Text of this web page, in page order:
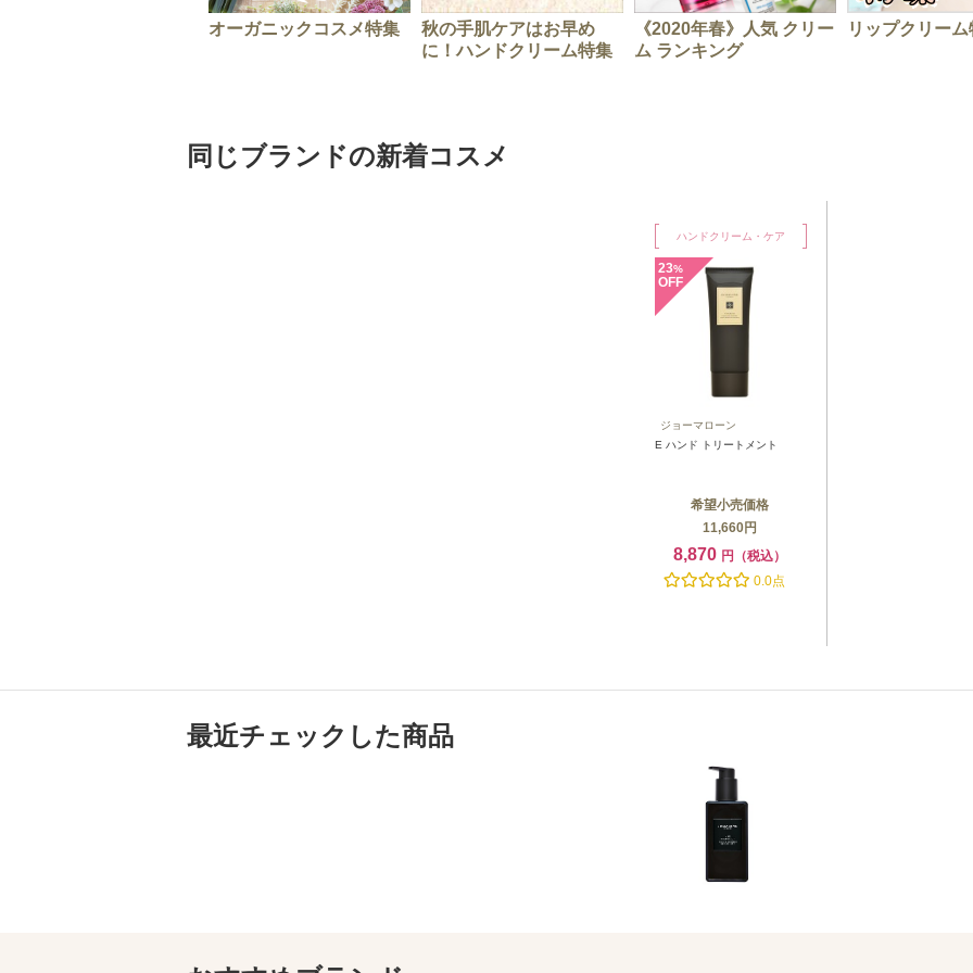
オーガニックコスメ特集
秋の手肌ケアはお早め
に！ハンドクリーム特集
《2020年春》人気 クリー
ム ランキング
リップクリーム
同じブランドの新着コスメ
ハンドクリーム・ケア
23%
OFF
ジョーマローン
E ハンド トリートメント
希望小売価格
11,660円
8,870 円（税込）
0.0点
最近チェックした商品